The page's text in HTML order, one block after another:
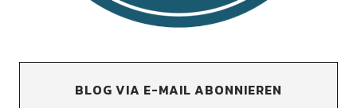
BLOG VIA E-MAIL ABONNIEREN